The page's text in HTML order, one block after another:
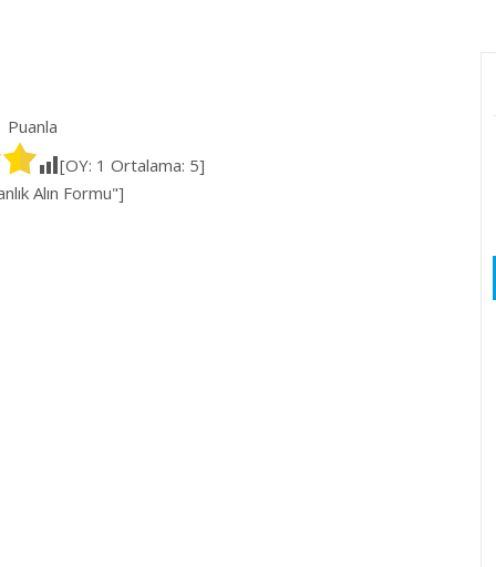
Puanla
[OY: 1 Ortalama: 5]
Alın Formu"]